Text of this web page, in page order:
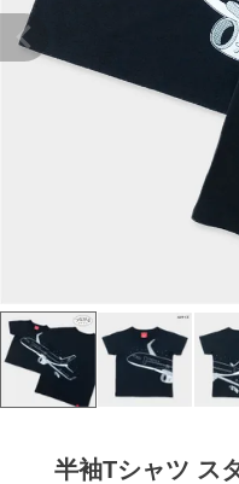
半袖Tシャツ ス